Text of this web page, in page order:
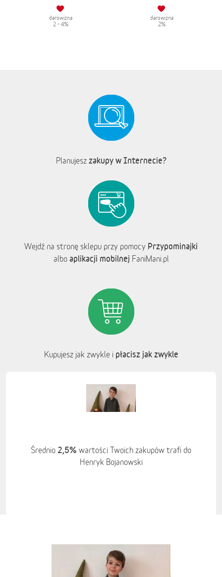
darowizna
2 - 4%
darowizna
2%
Planujesz zakupy w Internecie?
Wejdź na stronę sklepu przy pomocy Przypominajki
albo aplikacji mobilnej FaniMani.pl
Kupujesz jak zwykle i płacisz jak zwykle
Średnio 2,5% wartości Twoich zakupów trafi do
Henryk Bojanowski